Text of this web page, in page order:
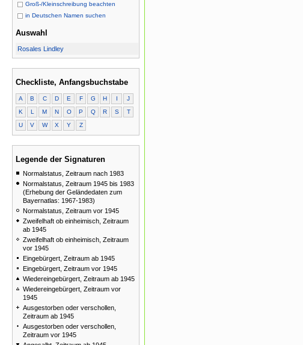
Groß-/Kleinschreibung beachten
in Deutschen Namen suchen
Auswahl
Rosales Lindley
Checkliste, Anfangsbuchstabe
A B C D E F G H I
J
K
L M N O P Q R S
T
U
V W X Y Z
Legende der Signaturen
Normalstatus, Zeitraum nach 1983
Normalstatus, Zeitraum 1945 bis 1983
(Erhebung der Geländedaten zum
Bayernatlas: 1967-1983)
Normalstatus, Zeitraum vor 1945
Zweifelhaft ob einheimisch, Zeitraum
ab 1945
Zweifelhaft ob einheimisch, Zeitraum
vor 1945
Eingebürgert, Zeitraum ab 1945
Eingebürgert, Zeitraum vor 1945
Wiedereingebürgert, Zeitraum ab 1945
Wiedereingebürgert, Zeitraum vor
1945
Ausgestorben oder verschollen,
Zeitraum ab 1945
Ausgestorben oder verschollen,
Zeitraum vor 1945